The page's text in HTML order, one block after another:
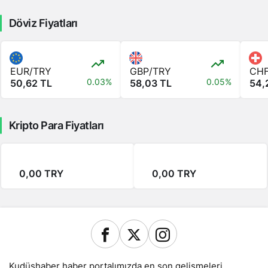
Döviz Fiyatları
EUR/TRY
50,62 TL
0.03%
GBP/TRY
58,03 TL
0.05%
Kripto Para Fiyatları
0,00 TRY 0,00 TRY